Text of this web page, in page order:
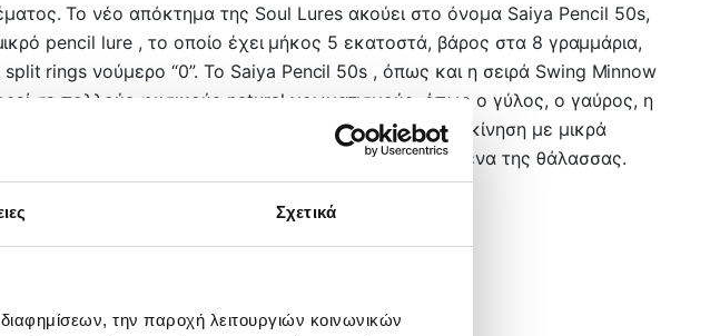
Σχετικά
την παροχή λειτουργιών κοινωνικών
Το νέο απόκτημα της Soul Lures ακούει στο όνομα Saiya Pencil 50s,
pencil lure , το οποίο έχει μήκος 5 εκατοστά, βάρος στα 8 γραμμάρια,
rings νούμερο “0”. Το Saiya Pencil 50s , όπως και η σειρά Swing Minnow
σε πολλούς φυσικούς natural χρωματισμούς ,όπως ο γύλος, ο γαύρος, η
και ο ιδανικός τρόπος πλεύσης είναι η γρήγορη κίνηση με μικρά
ψαρέψετε από την επιφάνεια μέχρι και τον πυθμένα της θάλασσας.